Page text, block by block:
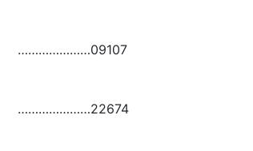
…………………09107
…………………22674